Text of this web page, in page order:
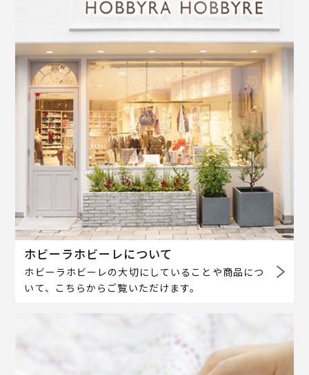
ホビーラホビーレについて
ホビーラホビーレの大切にしていることや商品につ
いて、こちらからご覧いただけます。